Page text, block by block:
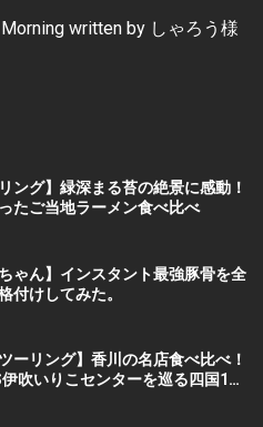
written by しゃろう様
ング】緑深まる苔の絶景に感動！
たご当地ラーメン食べ比べ
ちゃん】インスタント最強豚骨を全
付けしてみた。
ーリング】香川の名店食べ比べ！
吹いりこセンターを巡る四国1泊2